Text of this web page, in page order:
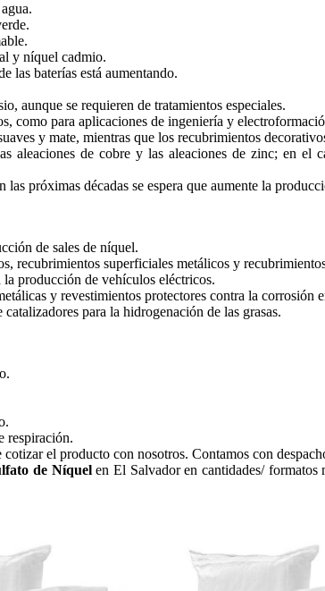
y níquel cadmio.
las baterías está aumentando.
aunque se requieren de tratamientos especiales.
como para aplicaciones de ingeniería y
y mate, mientras que los recubrimientos
de cobre y las aleaciones de zinc; en el
próximas décadas se espera que aumente la
de sales de níquel.
recubrimientos superficiales metálicos y
la producción de vehículos eléctricos.
y revestimientos protectores contra la corrosión
para la hidrogenación de las grasas.
respiración.
cotizar el producto con nosotros. Contamos con
de Níquelen El Salvador en cantidades/ formatos